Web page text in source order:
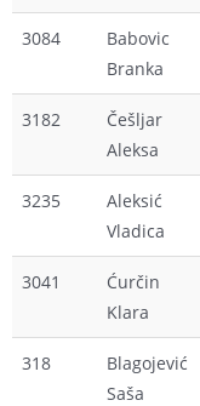
3084
Babovic
Branka
3182
Češljar
Aleksa
3235
Aleksić
Vladica
3041
Ćurčin
Klara
318
Blagojević
Saša